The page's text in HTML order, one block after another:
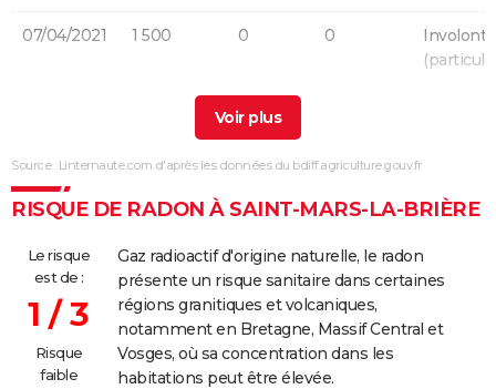
07/04/2021 1 500 0 0
600
22/06/2015 300 300 0
14/04/2015 150 150 0
03/06/2011 330 000 315 000 0
21/07/2009 100 000 100 000 0
Source : Linternaute.com d'après les données du bdiff.agriculture.gouv.fr
RISQUE DE RADON À SAINT-MARS-LA-BRIÈRE
Le risque
est de :
1 / 3
Risque
faible
Gaz radioactif d'origine naturelle, le radon
présente un risque sanitaire dans certaines
régions granitiques et volcaniques,
notamment en Bretagne, Massif Central et
Vosges, où sa concentration dans les
habitations peut être élevée.